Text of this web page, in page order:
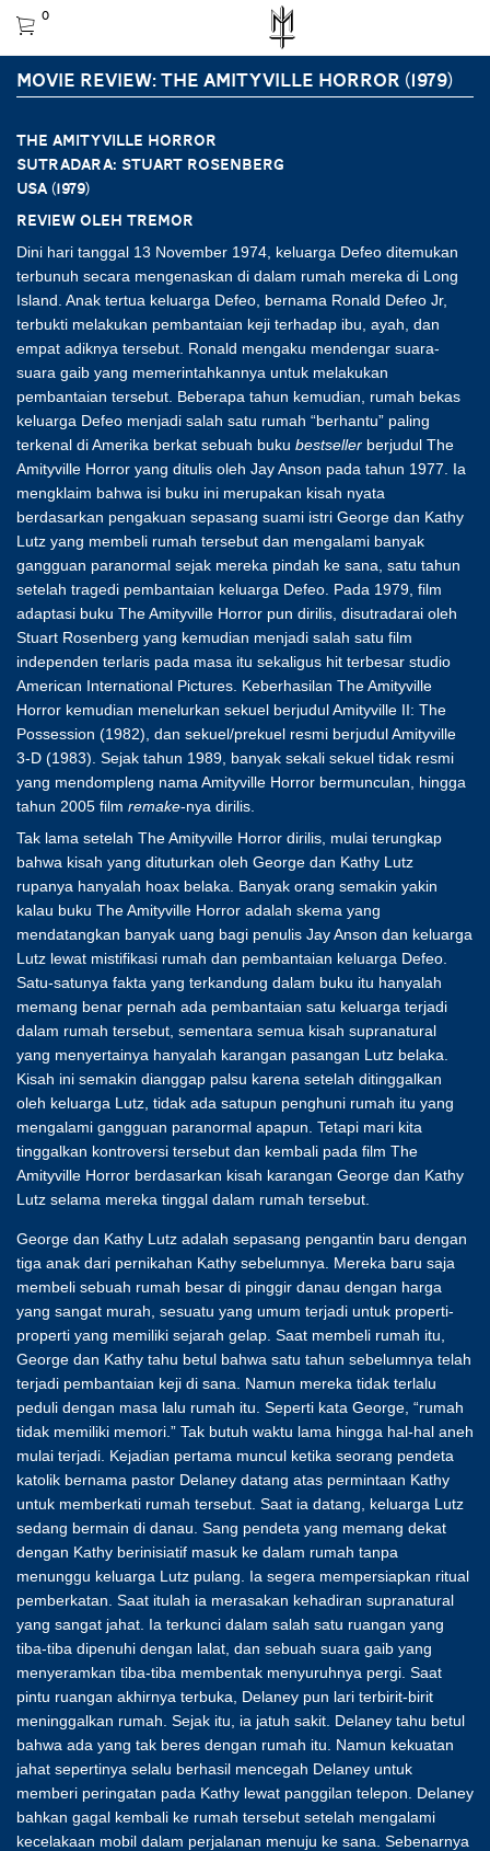
0
MOVIE REVIEW: THE AMITYVILLE HORROR (1979)
THE AMITYVILLE HORROR
Sutradara: Stuart Rosenberg
USA (1979)
Review oleh Tremor
Dini hari tanggal 13 November 1974, keluarga Defeo ditemukan
terbunuh secara mengenaskan di dalam rumah mereka di Long
Island. Anak tertua keluarga Defeo, bernama Ronald Defeo Jr,
terbukti melakukan pembantaian keji terhadap ibu, ayah, dan
empat adiknya tersebut. Ronald mengaku mendengar suara-
suara gaib yang memerintahkannya untuk melakukan
pembantaian tersebut. Beberapa tahun kemudian, rumah bekas
keluarga Defeo menjadi salah satu rumah “berhantu” paling
terkenal di Amerika berkat sebuah buku bestseller berjudul The
Amityville Horror yang ditulis oleh Jay Anson pada tahun 1977. Ia
mengklaim bahwa isi buku ini merupakan kisah nyata
berdasarkan pengakuan sepasang suami istri George dan Kathy
Lutz yang membeli rumah tersebut dan mengalami banyak
gangguan paranormal sejak mereka pindah ke sana, satu tahun
setelah tragedi pembantaian keluarga Defeo. Pada 1979, film
adaptasi buku The Amityville Horror pun dirilis, disutradarai oleh
Stuart Rosenberg yang kemudian menjadi salah satu film
independen terlaris pada masa itu sekaligus hit terbesar studio
American International Pictures. Keberhasilan The Amityville
Horror kemudian menelurkan sekuel berjudul Amityville II: The
Possession (1982), dan sekuel/prekuel resmi berjudul Amityville
3-D (1983). Sejak tahun 1989, banyak sekali sekuel tidak resmi
yang mendompleng nama Amityville Horror bermunculan, hingga
tahun 2005 film remake-nya dirilis.
Tak lama setelah The Amityville Horror dirilis, mulai terungkap
bahwa kisah yang dituturkan oleh George dan Kathy Lutz
rupanya hanyalah hoax belaka. Banyak orang semakin yakin
kalau buku The Amityville Horror adalah skema yang
mendatangkan banyak uang bagi penulis Jay Anson dan keluarga
Lutz lewat mistifikasi rumah dan pembantaian keluarga Defeo.
Satu-satunya fakta yang terkandung dalam buku itu hanyalah
memang benar pernah ada pembantaian satu keluarga terjadi
dalam rumah tersebut, sementara semua kisah supranatural
yang menyertainya hanyalah karangan pasangan Lutz belaka.
Kisah ini semakin dianggap palsu karena setelah ditinggalkan
oleh keluarga Lutz, tidak ada satupun penghuni rumah itu yang
mengalami gangguan paranormal apapun. Tetapi mari kita
tinggalkan kontroversi tersebut dan kembali pada film The
Amityville Horror berdasarkan kisah karangan George dan Kathy
Lutz selama mereka tinggal dalam rumah tersebut.
George dan Kathy Lutz adalah sepasang pengantin baru dengan
tiga anak dari pernikahan Kathy sebelumnya. Mereka baru saja
membeli sebuah rumah besar di pinggir danau dengan harga
yang sangat murah, sesuatu yang umum terjadi untuk properti-
properti yang memiliki sejarah gelap. Saat membeli rumah itu,
George dan Kathy tahu betul bahwa satu tahun sebelumnya telah
terjadi pembantaian keji di sana. Namun mereka tidak terlalu
peduli dengan masa lalu rumah itu. Seperti kata George, “rumah
tidak memiliki memori.” Tak butuh waktu lama hingga hal-hal aneh
mulai terjadi. Kejadian pertama muncul ketika seorang pendeta
katolik bernama pastor Delaney datang atas permintaan Kathy
untuk memberkati rumah tersebut. Saat ia datang, keluarga Lutz
sedang bermain di danau. Sang pendeta yang memang dekat
dengan Kathy berinisiatif masuk ke dalam rumah tanpa
menunggu keluarga Lutz pulang. Ia segera mempersiapkan ritual
pemberkatan. Saat itulah ia merasakan kehadiran supranatural
yang sangat jahat. Ia terkunci dalam salah satu ruangan yang
tiba-tiba dipenuhi dengan lalat, dan sebuah suara gaib yang
menyeramkan tiba-tiba membentak menyuruhnya pergi. Saat
pintu ruangan akhirnya terbuka, Delaney pun lari terbirit-birit
meninggalkan rumah. Sejak itu, ia jatuh sakit. Delaney tahu betul
bahwa ada yang tak beres dengan rumah itu. Namun kekuatan
jahat sepertinya selalu berhasil mencegah Delaney untuk
memberi peringatan pada Kathy lewat panggilan telepon. Delaney
bahkan gagal kembali ke rumah tersebut setelah mengalami
kecelakaan mobil dalam perjalanan menuju ke sana. Sebenarnya